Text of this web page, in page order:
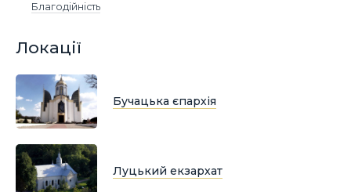
Благодійність
Локації
Бучацька єпархія
Луцький екзархат